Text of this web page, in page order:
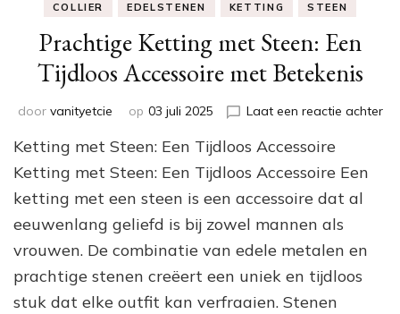
COLLIER EDELSTENEN KETTING STEEN
Prachtige Ketting met Steen: Een
Tijdloos Accessoire met Betekenis
door vanityetcie op 03 juli 2025 Laat een reactie achterop
Ketting met Steen: Een Tijdloos Accessoire
Ketting met Steen: Een Tijdloos Accessoire Een
ketting met een steen is een accessoire dat al
eeuwenlang geliefd is bij zowel mannen als
vrouwen. De combinatie van edele metalen en
prachtige stenen creëert een uniek en tijdloos
stuk dat elke outfit kan verfraaien. Stenen